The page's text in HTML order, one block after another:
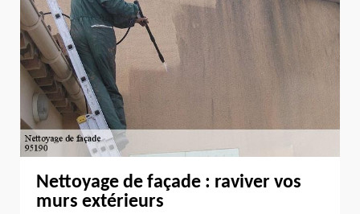
Nettoyage de façade : raviver vos
murs extérieurs